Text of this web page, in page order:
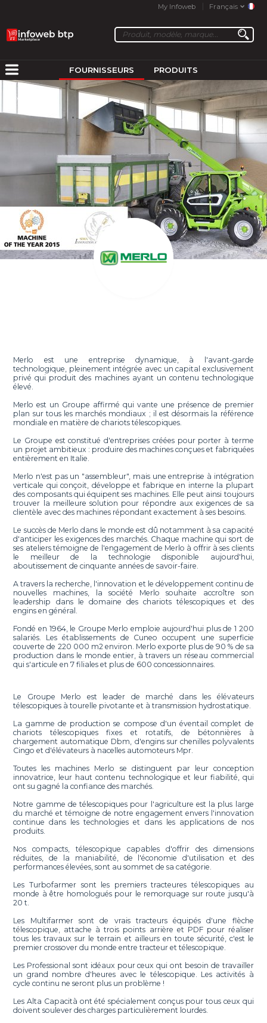
My Infoweb Français
FOURNISSEURS PRODUITS
Merlo est une entreprise dynamique, à l'avant-garde
technologique, pleinement intégrée avec un capital exclusivement
privé qui produit des machines ayant un contenu technologique
élevé.
Merlo est un Groupe affirmé qui vante une présence de premier
plan sur tous les marchés mondiaux ; il est désormais la référence
mondiale en matière de chariots télescopiques.
Le Groupe est constitué d'entreprises créées pour porter à terme
un projet ambitieux : produire des machines conçues et fabriquées
entièrement en Italie.
Merlo n'est pas un "assembleur", mais une entreprise à intégration
verticale qui conçoit, développe et fabrique en interne la plupart
des composants qui équipent ses machines. Elle peut ainsi toujours
trouver la meilleure solution pour répondre aux exigences de sa
clientèle avec des machines répondant exactement à ses besoins.
Le succès de Merlo dans le monde est dû notamment à sa capacité
d'anticiper les exigences des marchés. Chaque machine qui sort de
ses ateliers témoigne de l'engagement de Merlo à offrir à ses clients
le meilleur de la technologie disponible aujourd'hui,
aboutissement de cinquante années de savoir-faire.
A travers la recherche, l'innovation et le développement continu de
nouvelles machines, la société Merlo souhaite accroître son
leadership dans le domaine des chariots télescopiques et des
engins en général.
Fondé en 1964, le Groupe Merlo emploie aujourd'hui plus de 1 200
salariés. Les établissements de Cuneo occupent une superficie
couverte de 220 000 m2 environ. Merlo exporte plus de 90 % de sa
production dans le monde entier, à travers un réseau commercial
qui s'articule en 7 filiales et plus de 600 concessionnaires.
Le Groupe Merlo est leader de marché dans les élévateurs
télescopiques à tourelle pivotante et à transmission hydrostatique.
La gamme de production se compose d'un éventail complet de
chariots télescopiques fixes et rotatifs, de bétonnières à
chargement automatique Dbm, d'engins sur chenilles polyvalents
Cingo et d'élévateurs à nacelles automoteurs Mpr.
Toutes les machines Merlo se distinguent par leur conception
innovatrice, leur haut contenu technologique et leur fiabilité, qui
ont su gagné la confiance des marchés.
Notre gamme de télescopiques pour l'agriculture est la plus large
du marché et témoigne de notre engagement envers l'innovation
continue dans les technologies et dans les applications de nos
produits.
Nos compacts, télescopique capables d'offrir des dimensions
réduites, de la maniabilité, de l'économie d'utilisation et des
performances élevées, sont au sommet de sa catégorie.
Les Turbofarmer sont les premiers tracteures télescopiques au
monde à être homologués pour le remorquage sur route jusqu'à
20 t.
Les Multifarmer sont de vrais tracteurs équipés d'une flèche
télescopique, attache à trois points arrière et PDF pour réaliser
tous les travaux sur le terrain et ailleurs en toute sécurité, c'est le
premier crossover du monde entre tracteur et télescopique.
Les Professional sont idéaux pour ceux qui ont besoin de travailler
un grand nombre d'heures avec le télescopique. Les activités à
cycle continu ne seront plus un problème !
Les Alta Capacità ont été spécialement conçus pour tous ceux qui
doivent soulever des charges particulièrement lourdes.